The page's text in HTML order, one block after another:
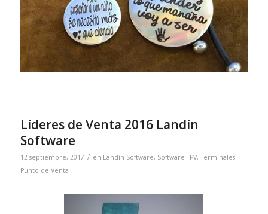
Líderes de Venta 2016 Landín
Software
12 septiembre, 2017 / en Landín Software, Software TPV,Terminales
Punto de Venta